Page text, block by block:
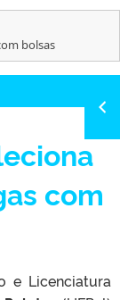
bolsas
com
e Licenciatura